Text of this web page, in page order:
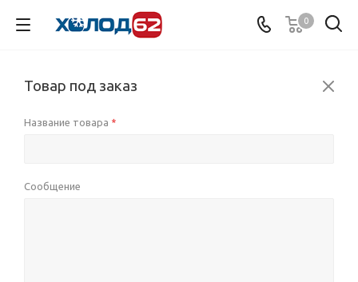
0
Товар под заказ
Название товара *
Сообщение